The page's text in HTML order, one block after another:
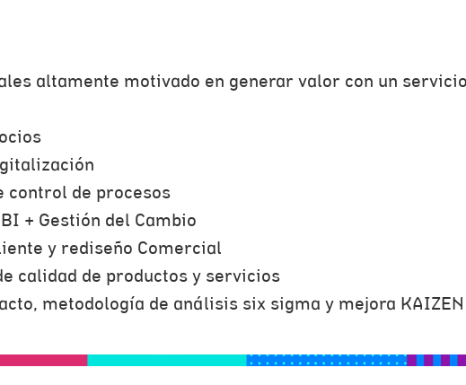
altamente motivado en generar valor con un
control de procesos
+ Gestión del Cambio
y rediseño Comercial
calidad de productos y servicios
metodología de análisis six sigma y mejora KAIZEN